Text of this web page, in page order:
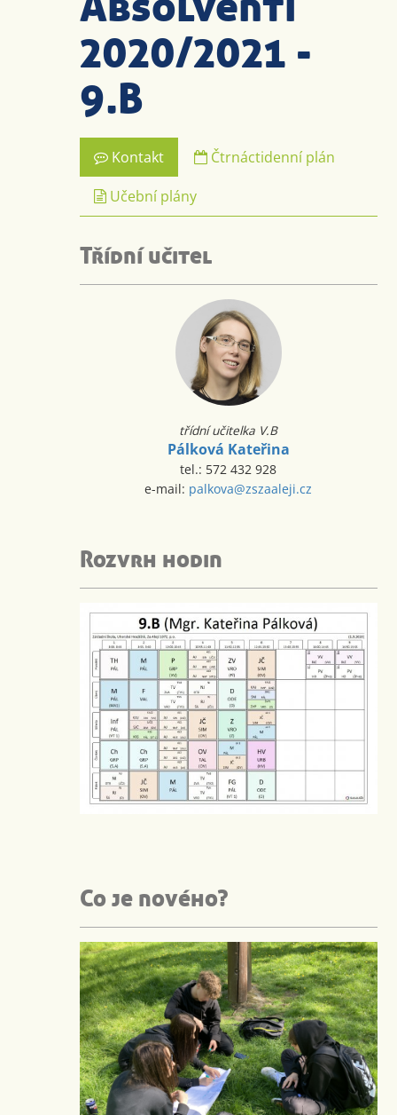
2020/2021 -
9.B
Kontakt
Čtrnáctidenní plán
Učební plány
Třídní učitel
třídní učitelka V.B
Pálková Kateřina
tel.: 572 432 928
e-mail: palkova@zszaaleji.cz
Rozvrh hodin
Co je nového?